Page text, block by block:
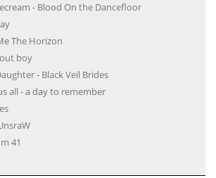
- Blood On the Dancefloor
The Horizon
boy
- Black Veil Brides
all - a day to remember
41